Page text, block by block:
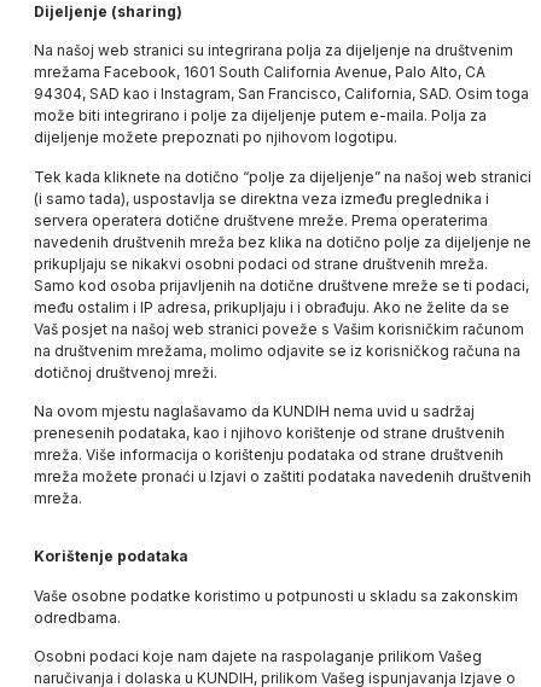
Dijeljenje (sharing)
Na našoj web stranici su integrirana polja za dijeljenje na društvenim
mrežama Facebook, 1601 South California Avenue, Palo Alto, CA
94304, SAD kao i Instagram, San Francisco, California, SAD. Osim toga
može biti integrirano i polje za dijeljenje putem e-maila. Polja za
dijeljenje možete prepoznati po njihovom logotipu.
Tek kada kliknete na dotično “polje za dijeljenje” na našoj web stranici
(i samo tada), uspostavlja se direktna veza između preglednika i
servera operatera dotične društvene mreže. Prema operaterima
navedenih društvenih mreža bez klika na dotično polje za dijeljenje ne
prikupljaju se nikakvi osobni podaci od strane društvenih mreža.
Samo kod osoba prijavljenih na dotične društvene mreže se ti podaci,
među ostalim i IP adresa, prikupljaju i i obrađuju. Ako ne želite da se
Vaš posjet na našoj web stranici poveže s Vašim korisničkim računom
na društvenim mrežama, molimo odjavite se iz korisničkog računa na
dotičnoj društvenoj mreži.
Na ovom mjestu naglašavamo da KUNDIH nema uvid u sadržaj
prenesenih podataka, kao i njihovo korištenje od strane društvenih
mreža. Više informacija o korištenju podataka od strane društvenih
mreža možete pronaći u Izjavi o zaštiti podataka navedenih društvenih
mreža.
Korištenje podataka
Vaše osobne podatke koristimo u potpunosti u skladu sa zakonskim
odredbama.
Osobni podaci koje nam dajete na raspolaganje prilikom Vašeg
naručivanja i dolaska u KUNDIH, prilikom Vašeg ispunjavanja Izjave o